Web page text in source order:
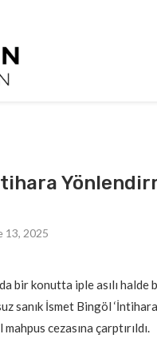
13, 2025
bir konutta iple asılı halde
sanık İsmet Bingöl
cezasına çarptırıldı.